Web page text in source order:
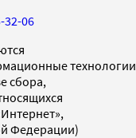
32-06
технологии
сбора,
Федерации)